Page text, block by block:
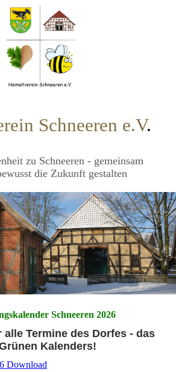
Schneeren e.V.
zu Schneeren - gemeinsam
die Zukunft gestalten
Schneeren 2026
alle Termine des Dorfes - das
Kalenders!
Download